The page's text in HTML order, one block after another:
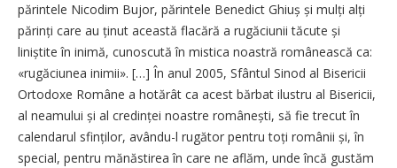
părintele Nicodim Bujor, părintele Benedict Ghiuș și mulți alți
părinți care au ținut această flacără a rugăciunii tăcute și
liniștite în inimă, cunoscută în mistica noastră românească ca:
«rugăciunea inimii». […] În anul 2005, Sfântul Sinod al Bisericii
Ortodoxe Române a hotărât ca acest bărbat ilustru al Bisericii,
al neamului și al credinței noastre românești, să fie trecut în
calendarul sfinților, avându-l rugător pentru toți românii și, în
special, pentru mănăstirea în care ne aflăm, unde încă gustăm